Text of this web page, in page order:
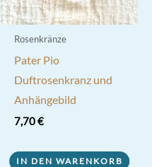
Rosenkränze
Pater Pio
Duftrosenkranz und
Anhängebild
7,70€
IN DEN WARENKORB